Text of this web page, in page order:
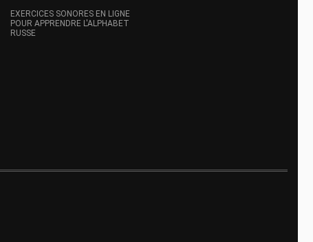
EXERCICES SONORES EN LIGNE
POUR APPRENDRE L'ALPHABET
RUSSE